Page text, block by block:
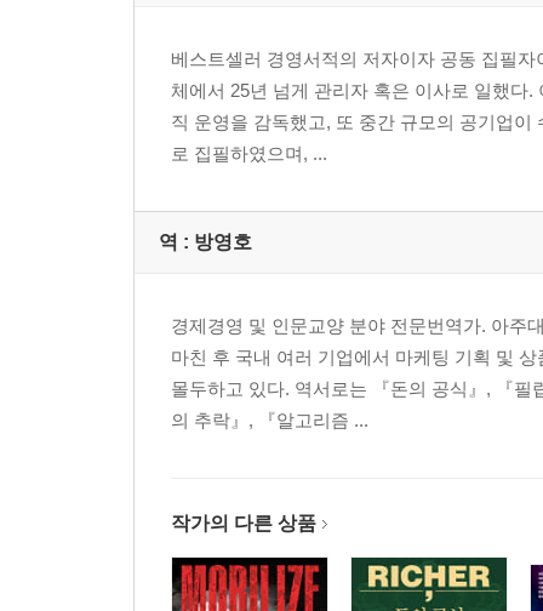
Self Check 팀의 비전을 주도하는가?
12장. 리더가 되는 여정의 종착점
당신의 장점과 단점은 무엇인가? | 자기평가 결과
에필로그 - 관리자로 남을 것인가, 위대한 리더로
감사의 글
참고 문헌
베스트셀러 경영서적의 저자이자 공동 집필
체에서 25년 넘게 관리자 혹은 이사로 일했다
직 운영을 감독했고, 또 중간 규모의 공기업
로 집필하였으며, ...
역 : 방영호
경제경영 및 인문교양 분야 전문번역가. 아주
마친 후 국내 여러 기업에서 마케팅 기획 및
몰두하고 있다. 역서로는 『돈의 공식』, 『
의 추락』, 『알고리즘 ...
작가의 다른 상품